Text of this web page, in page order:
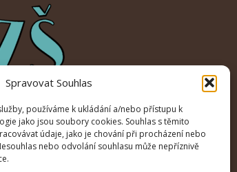
Spravovat Souhlas
používáme k ukládání a/nebo přístupu k
jako jsou soubory cookies. Souhlas s těmito
údaje, jako je chování při procházení nebo
nebo odvolání souhlasu může nepříznivě